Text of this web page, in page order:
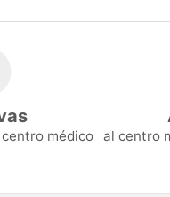
médico al centro